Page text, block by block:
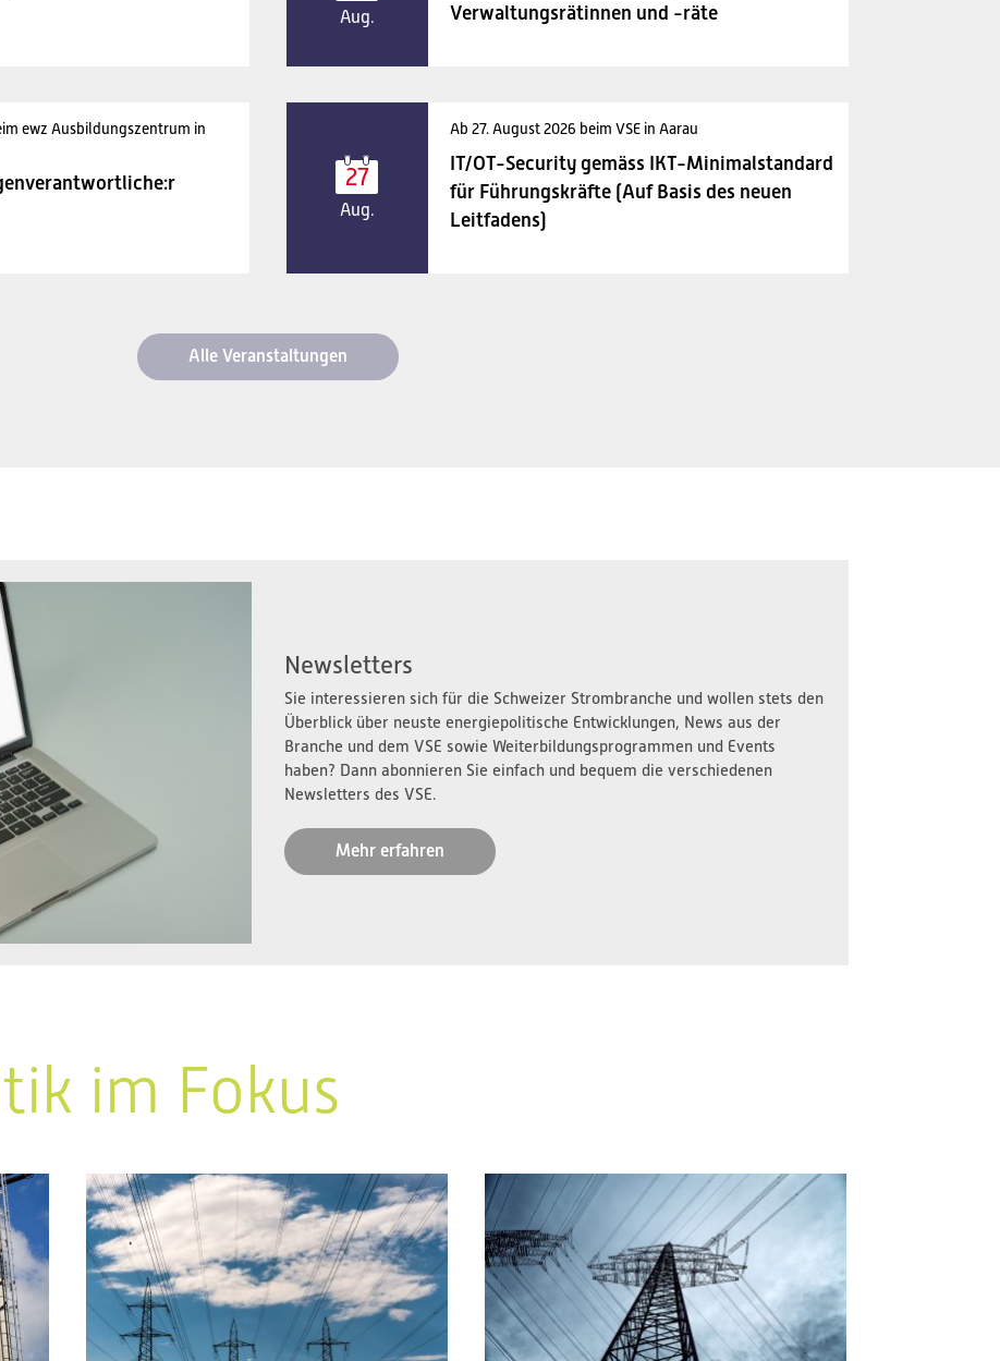
Aug.
Verwaltungsrätinnen und -räte
ewz Ausbildungszentrum in
27
Aug.
Ab 27. August 2026 beim VSE in Aarau
IT/OT-Security gemäss IKT-Minimalstandard
für Führungskräfte (Auf Basis des neuen
Leitfadens)
Alle Veranstaltungen
Newsletters
Sie interessieren sich für die Schweizer Strombranche und wollen stets den
Überblick über neuste energiepolitische Entwicklungen, News aus der
Branche und dem VSE sowie Weiterbildungsprogrammen und Events
haben? Dann abonnieren Sie einfach und bequem die verschiedenen
Newsletters des VSE.
Mehr erfahren
im Fokus